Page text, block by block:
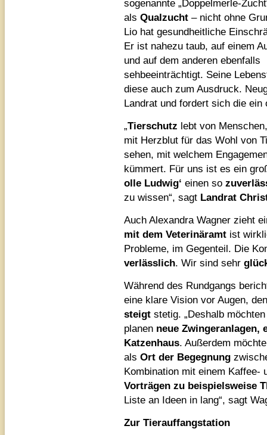
sogenannte „Doppelmerle-
als Qualzucht – nicht ohne
Lio hat gesundheitliche
Er ist nahezu taub, auf einem
und auf dem anderen ebenfalls
sehbeeinträchtigt. Seine
diese auch zum Ausdruck.
Landrat und fordert sich die
„Tierschutz lebt von
mit Herzblut für das Wohl von
sehen, mit welchem
kümmert. Für uns ist es ein
olle Ludwig‘ einen so
zu wissen“, sagt Landrat
Auch Alexandra Wagner zieht
mit dem Veterinäramt ist
Probleme, im Gegenteil. Die
verlässlich. Wir sind sehr
Während des Rundgangs
eine klare Vision vor Augen,
steigt stetig. „Deshalb
planen neue Zwingeranlagen,
Katzenhaus. Außerdem
als Ort der Begegnung
Kombination mit einem Kaffee-
Vorträgen zu beispielsweise
Liste an Ideen in lang“, sagt
Zur Tierauffangstation